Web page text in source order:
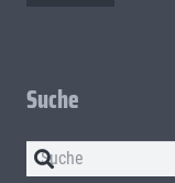
Suche